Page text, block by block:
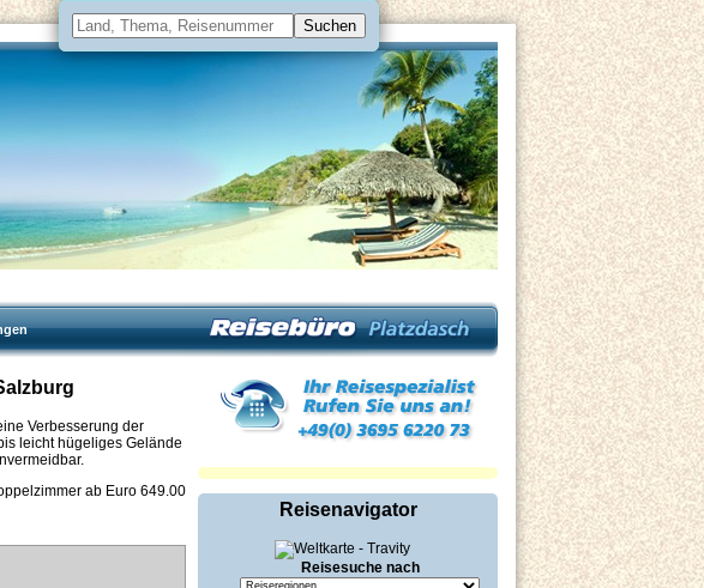
Verbesserung der
leicht hügeliges Gelände
ab Euro 649.00
Reisenavigator
Reisesuche nach